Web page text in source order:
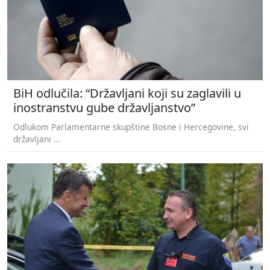
BiH odlučila: “Državljani koji su zaglavili u
inostranstvu gube državljanstvo”
Odlukom Parlamentarne skupštine Bosne i Hercegovine, svi
državljani ...